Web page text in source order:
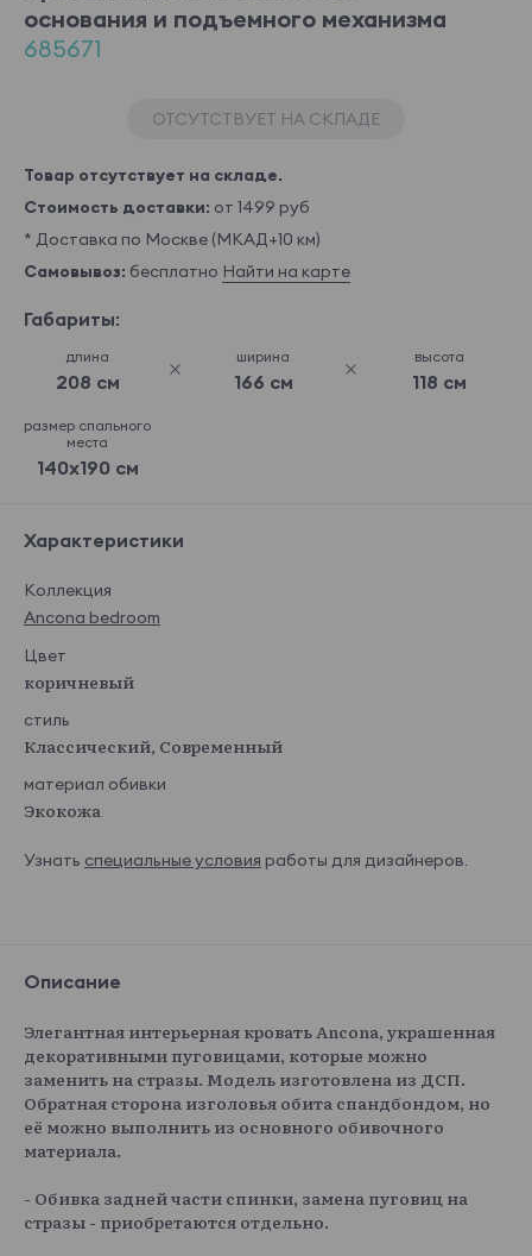
основания и подъемного механизма
685671
ОТСУТСТВУЕТ НА СКЛАДЕ
Товар отсутствует на складе.
Стоимость доставки: от 1499 руб
* Доставка по Москве (МКАД+10 км)
Самовывоз: бесплатно Найти на карте
Габариты:
длина
208 см
ширина
166 см
высота
118 см
размер спального
места
140x190 см
Характеристики
Коллекция
Ancona bedroom
Цвет
коричневый
стиль
Классический, Современный
материал обивки
Экокожа
Узнать специальные условия работы для дизайнеров.
Описание
Элегантная интерьерная кровать Ancona, украшенная
декоративными пуговицами, которые можно
заменить на стразы. Модель изготовлена из ДСП.
Обратная сторона изголовья обита спандбондом, но
её можно выполнить из основного обивочного
материала.
- Обивка задней части спинки, замена пуговиц на
стразы - приобретаются отдельно.